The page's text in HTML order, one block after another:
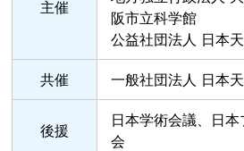
主催
阪市立科学館
公益社団法人 日本
共催 一般社団法人 日本
後援
日本学術会議、日
会